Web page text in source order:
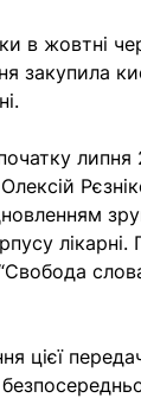
в жовтні
закупила
липня
цієї